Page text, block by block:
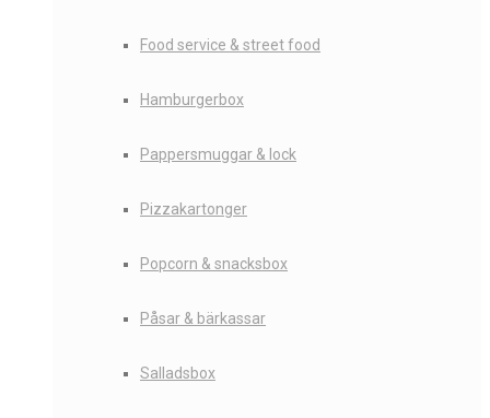
Food service & street food
Hamburgerbox
Pappersmuggar & lock
Pizzakartonger
Popcorn & snacksbox
Påsar & bärkassar
Salladsbox